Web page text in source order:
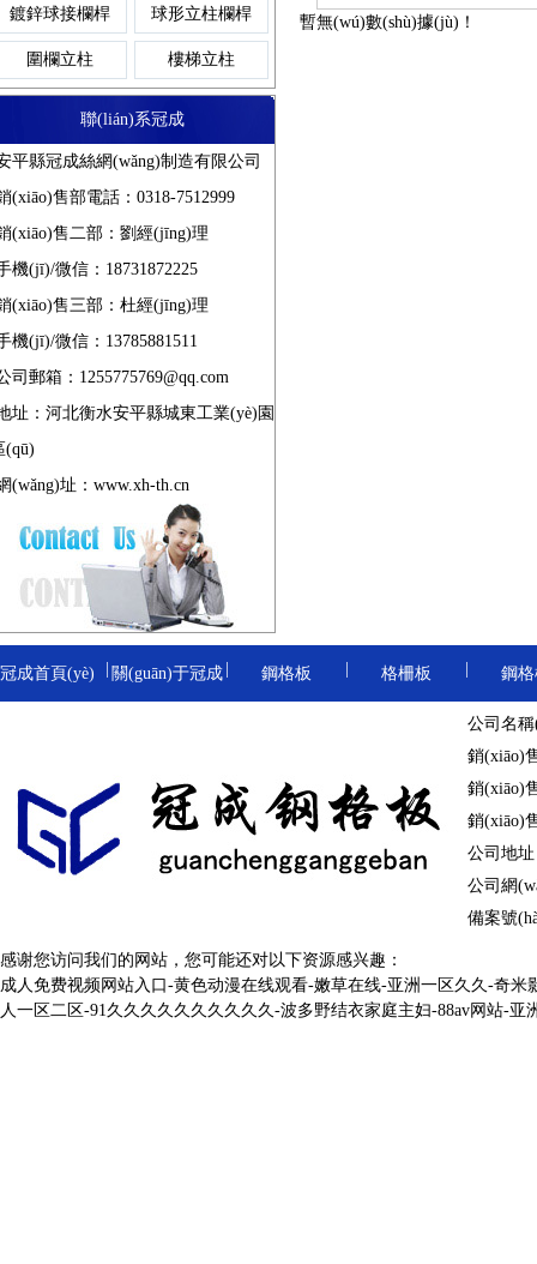
吊頂鋼格板
齒形鋼格板
復(fù)合鋼格板
熱鍍鋅鋼格板
鍍鋅球接欄桿 球形立柱欄桿
圍欄立柱 樓梯立柱
聯(lián)系冠成
平縣冠成絲網(wǎng)制造有限公司
(xiāo)售部電話：0318-7512999
(xiāo)售二部：劉經(jīng)理
機(jī)/微信：18731872225
(xiāo)售三部：杜經(jīng)理
機(jī)/微信：13785881511
司郵箱：1255775769@qq.com
址：河北衡水安平縣城東工業(yè)園
(qū)
(wǎng)址： www.xh-th.cn
暫無(wú)數(shù)據(jù)！
冠成首頁(yè) 關(guān)于冠成 鋼格板
棧橋鋼格板
網(wǎng)格板
格柵板
地溝格
洗車
柵
|
鋼
冷鍍鋅鋼格柵板
(chǎng)鋼格柵
板
異型鋼格柵板
防滑溝蓋板
|
熱鍍鋅溝蓋板 金屬踏步板
|
樓梯
|
圍欄
球形立
公司名
銷(xiāo)
銷(xiāo)
銷(xiāo)
公司地
公司網
備案號
感谢您访问我们的网站，您可能还对以下资源感兴趣：
成人免费视频网站入口-黄色动漫在线观看-嫩草在线-亚洲一区久久-奇
人一区二区-91久久久久久久久久久久-波多野结衣家庭主妇-88av网站-